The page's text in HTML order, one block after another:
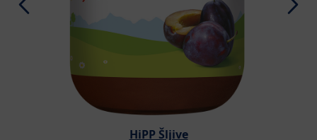
HiPP Šljive